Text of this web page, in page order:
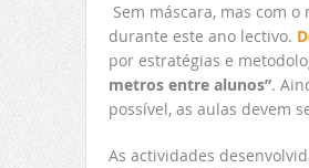
Sem máscara, mas com
durante este ano lectivo.
por estratégias e
metros entre alunos”.
possível, as aulas devem
As actividades